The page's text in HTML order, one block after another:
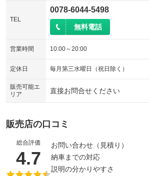
TEL
0078-6044-5498
無料電話
営業時間 10:00～20:00
定休日 毎月第三水曜日（祝日除く）
販売可能エ
リア
直接お問合せください
販売店の口コミ
総合評価
4.7 （5点満点中）
お問い合わせ（見積り）
納車までの対応
説明の分かりやすさ